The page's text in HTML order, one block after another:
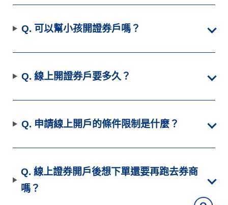
Q. 可以幫小孩開證券戶嗎？
Q. 線上開證券戶要多久？
Q. 申請線上開戶的條件限制是什麼？
Q. 線上證券開戶後想下單還要再跑去券商
嗎？